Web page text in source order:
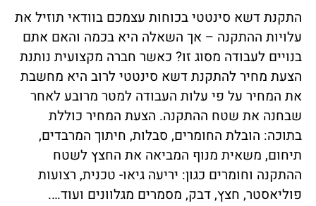
התקנת דשא סינטטי בכוחות עצמכם בוודאי תוזיל את
עלויות ההתקנה – אך השאלה היא בכמה והאם אתם
בנויים לעבודה מסוג זו? כאשר חברה מקצועית נותנת
הצעת מחיר להתקנת דשא סינטטי לרוב היא מחשבת
את המחיר על פי עלות העבודה למטר מרובע לאחר
שבחנה את שטח ההתקנה. הצעת המחיר כוללת
בתוכה: הובלת החומרים, סבלות, חיתוך המרבדים,
תיחום, משאית מנוף המביאה את החצץ לשטח
ההתקנה וחומרים כגון: יריעה גיאו- טכנית, רצועות
פוליאסטר, חצץ, דבק, מסמרים מגלוונים ועוד….